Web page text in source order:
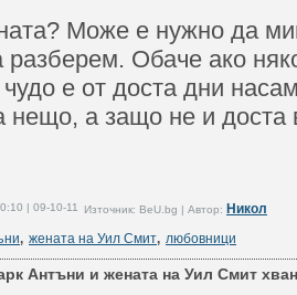
Може е нужно да
разберем. Обаче ако
е от доста дни
нещо, а защо не и доста
| 09-10-11 Източник: BeU.bg | Автор: Никол
, жената на Уил Смит, любовници
Антъни и жената на Уил Смит